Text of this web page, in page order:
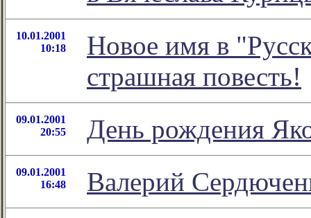
10.01.2001
10:18
Новое имя в
страшная повесть!
09.01.2001
20:55
День рождения
09.01.2001
16:48
Валерий